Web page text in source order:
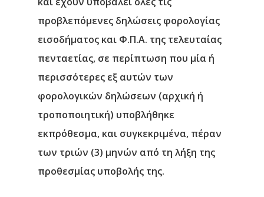
προβλεπόμενες δηλώσεις φορολογίας
εισοδήματος και Φ.Π.Α. της τελευταίας
πενταετίας, σε περίπτωση που μία ή
περισσότερες εξ αυτών των
φορολογικών δηλώσεων (αρχική ή
τροποποιητική) υποβλήθηκε
εκπρόθεσμα, και συγκεκριμένα, πέραν
των τριών (3) μηνών από τη λήξη της
προθεσμίας υποβολής της.
Επικοινωνία